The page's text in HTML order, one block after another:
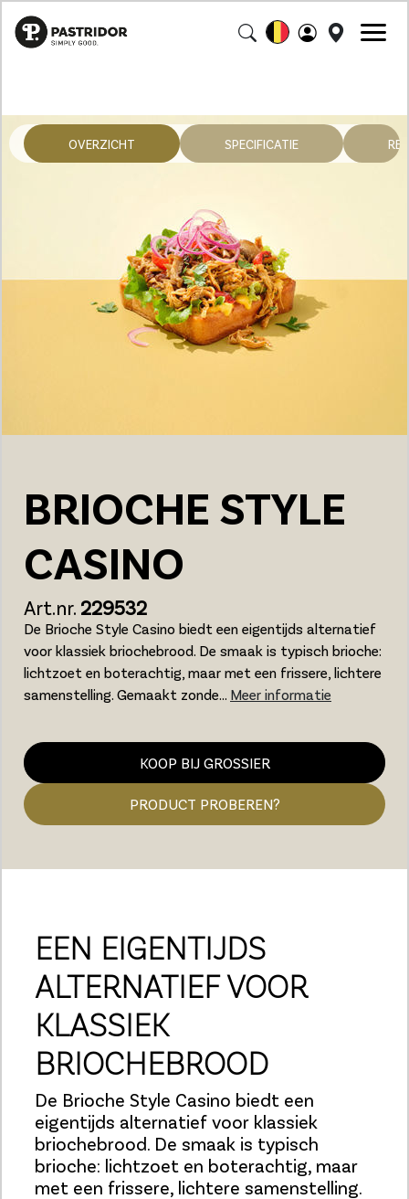
OVERZICHT SPECIFICATIE
BRIOCHE STYLE
CASINO
Art.nr. 229532
De Brioche Style Casino biedt een eigentijds alternatief
voor klassiek briochebrood. De smaak is typisch brioche:
lichtzoet en boterachtig, maar met een frissere, lichtere
samenstelling. Gemaakt zonde... Meer informatie
KOOP BIJ GROSSIER
PRODUCT PROBEREN?
EEN EIGENTIJDS
ALTERNATIEF VOOR
KLASSIEK
BRIOCHEBROOD
De Brioche Style Casino biedt een
eigentijds alternatief voor klassiek
briochebrood. De smaak is typisch
brioche: lichtzoet en boterachtig, maar
met een frissere, lichtere samenstelling.